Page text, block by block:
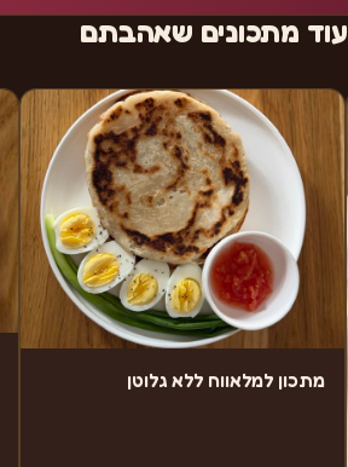
עוד מתכונים שאהבתם
מתכון למלאווח ללא גלוטן